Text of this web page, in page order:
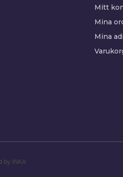
Mitt
Mina
Mina
by INKA